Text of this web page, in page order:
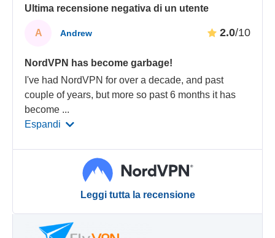
Ultima recensione negativa di un utente
A Andrew 2.0/10
NordVPN has become garbage!
I've had NordVPN for over a decade, and past
couple of years, but more so past 6 months it has
become ...
Espandi
Leggi tutta la recensione